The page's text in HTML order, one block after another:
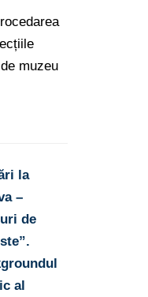
muzeu
la
–
de
al